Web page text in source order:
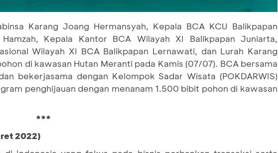
Karang Joang Hermansyah, Kepala BCA KCU Balikpapan
Kepala Kantor BCA Wilayah XI Balikpapan Juniarta,
Wilayah XI BCA Balikpapan Lernawati, dan Lurah Karang
di kawasan Hutan Meranti pada Kamis (07/07). BCA bersama
bekerjasama dengan Kelompok Sadar Wisata (POKDARWIS)
penghijauan dengan menanam 1.500 bibit pohon di kawasan
***
2022)